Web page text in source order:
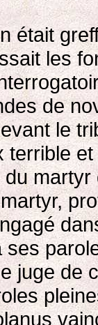
était
les
de
le
juge de